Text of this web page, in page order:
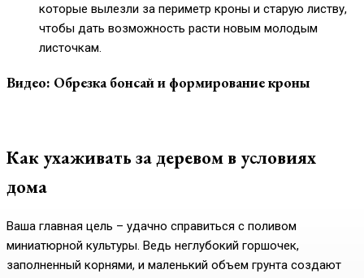
которые вылезли за периметр кроны и старую листву,
чтобы дать возможность расти новым молодым
листочкам.
Видео: Обрезка бонсай и формирование кроны
Как ухаживать за деревом в условиях
дома
Ваша главная цель – удачно справиться с поливом
миниатюрной культуры. Ведь неглубокий горшочек,
заполненный корнями, и маленький объем грунта создают